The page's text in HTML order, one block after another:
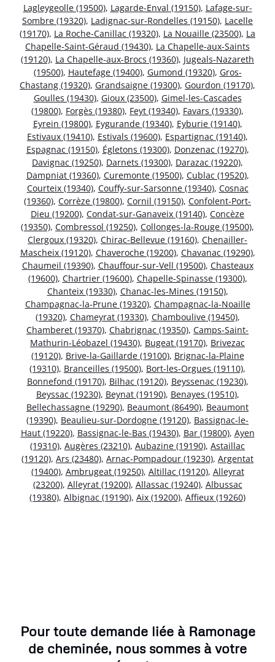
Lagleygeolle (19500), Lagarde-Enval (19150), Lafage-sur-
Sombre (19320), Ladignac-sur-Rondelles (19150), Lacelle
(19170), La Roche-Canillac (19320), La Nouaille (23500), La
Chapelle-Saint-Géraud (19430), La Chapelle-aux-Saints
(19120), La Chapelle-aux-Brocs (19360), Jugeals-Nazareth
(19500), Hautefage (19400), Gumond (19320), Gros-
Chastang (19320), Grandsaigne (19300), Gourdon (19170),
Goulles (19430), Gioux (23500), Gimel-les-Cascades
(19800), Forgès (19380), Feyt (19340), Favars (19330),
Eyrein (19800), Eygurande (19340), Eyburie (19140),
Estivaux (19410), Estivals (19600), Espartignac (19140),
Espagnac (19150), Égletons (19300), Donzenac (19270),
Davignac (19250), Darnets (19300), Darazac (19220),
Dampniat (19360), Curemonte (19500), Cublac (19520),
Courteix (19340), Couffy-sur-Sarsonne (19340), Cosnac
(19360), Corrèze (19800), Cornil (19150), Confolent-Port-
Dieu (19200), Condat-sur-Ganaveix (19140), Concèze
(19350), Combressol (19250), Collonges-la-Rouge (19500),
Clergoux (19320), Chirac-Bellevue (19160), Chenailler-
Mascheix (19120), Chaveroche (19200), Chavanac (19290),
Chaumeil (19390), Chauffour-sur-Vell (19500), Chasteaux
(19600), Chartrier (19600), Chapelle-Spinasse (19300),
Chanteix (19330), Chanac-les-Mines (19150),
Champagnac-la-Prune (19320), Champagnac-la-Noaille
(19320), Chameyrat (19330), Chamboulive (19450),
Chamberet (19370), Chabrignac (19350), Camps-Saint-
Mathurin-Léobazel (19430), Bugeat (19170), Brivezac
(19120), Brive-la-Gaillarde (19100), Brignac-la-Plaine
(19310), Branceilles (19500), Bort-les-Orgues (19110),
Bonnefond (19170), Bilhac (19120), Beyssenac (19230),
Beyssac (19230), Beynat (19190), Benayes (19510),
Bellechassagne (19290), Beaumont (86490), Beaumont
(19390), Beaulieu-sur-Dordogne (19120), Bassignac-le-
Haut (19220), Bassignac-le-Bas (19430), Bar (19800), Ayen
(19310), Augères (23210), Aubazine (19190), Astaillac
(19120), Ars (23480), Arnac-Pompadour (19230), Argentat
(19400), Ambrugeat (19250), Altillac (19120), Alleyrat
(23200), Alleyrat (19200), Allassac (19240), Albussac
(19380), Albignac (19190), Aix (19200), Affieux (19260)
Pour toute demande liée à Ramonage
de cheminée, nous sommes à votre